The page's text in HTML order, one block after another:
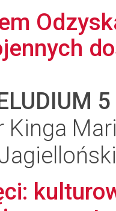
5
Kinga